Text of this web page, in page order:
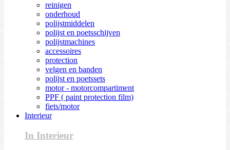
reinigen
onderhoud
polijstmiddelen
polijst en poetsschijven
polijstmachines
accessoires
protection
velgen en banden
polijst en poetssets
motor - motorcompartiment
PPF ( paint protection film)
fiets/motor
Interieur
In Interieur